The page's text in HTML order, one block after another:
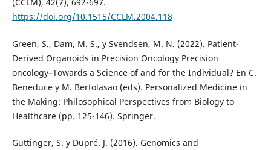
(CCLM), 42(7), 692-697.
https://doi.org/10.1515/CCLM.2004.118
Green, S., Dam, M. S., y Svendsen, M. N. (2022). Patient-
Derived Organoids in Precision Oncology Precision
oncology–Towards a Science of and for the Individual? En C.
Beneduce y M. Bertolasao (eds). Personalized Medicine in
the Making: Philosophical Perspectives from Biology to
Healthcare (pp. 125-146). Springer.
Guttinger, S. y Dupré. J. (2016). Genomics and